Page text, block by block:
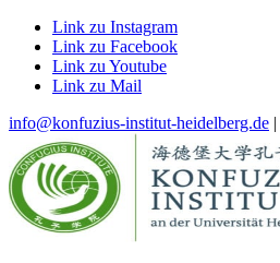
Link zu Instagram
Link zu Facebook
Link zu Youtube
Link zu Mail
info@konfuzius-institut-heidelberg.de |